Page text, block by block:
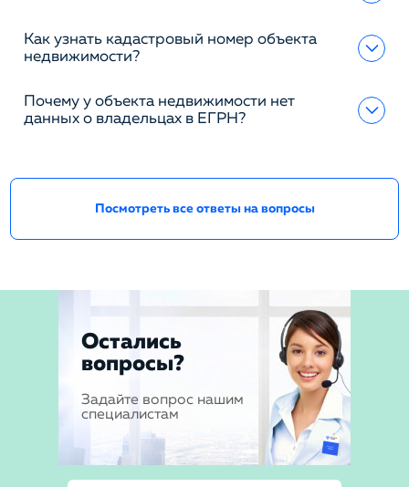
Как узнать кадастровый номер объекта
недвижимости?
Почему у объекта недвижимости нет
данных о владельцах в ЕГРН?
Посмотреть все ответы на вопросы
Остались
вопросы?
Задайте вопрос нашим
специалистам